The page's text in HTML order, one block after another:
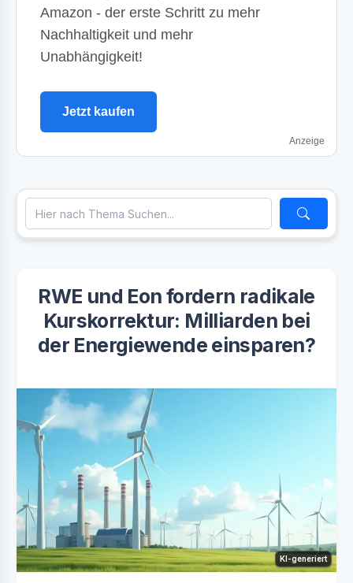
Amazon - der erste Schritt zu mehr
Nachhaltigkeit und mehr
Unabhängigkeit!
Jetzt kaufen
Anzeige
RWE und Eon fordern radikale
Kurskorrektur: Milliarden bei
der Energiewende einsparen?
KI-generiert